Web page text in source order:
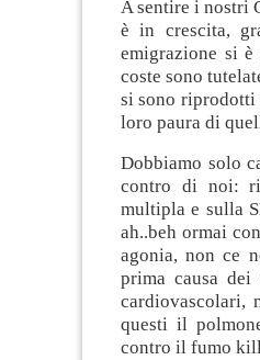
A sentire i nostri
è in crescita,
emigrazione si
coste sono
si sono riprodotti
loro paura di
Dobbiamo solo
contro di noi:
multipla e sulla
ah..beh ormai
agonia, non ce
prima causa dei
cardiovascolari,
questi il
contro il fumo